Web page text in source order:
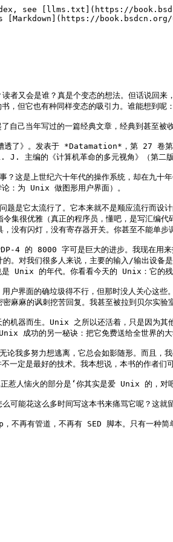
see [llms.txt](https://
book.bsdcn.org/
者又会是谁？真是个变态的想法。但话说回
，但它也有种同样变态的吸引力。谁能想到呢
自己当年写过的一篇经典文章，经典到甚至
透了》。发表于 *Datamation*，第 27
的《计算机革命的多元视角》（第二版
这是上世纪六十年代的操作系统，却在九十
论：为 Unix 做图形用户界面）。
是它太流行了。它本来就不是顺应流行而设
集很优雅（真正的程序员，懂吧，是写汇
没有闪灯，没有寄存器开关。你甚至不能单步
4 的 8000 字可是巨大的进步。我现在用
。对我们很多人来说，主要的输入/输出设备
是 Unix 的年代。你看看今天的 Unix：它的
户界面的确垃圾得不行，但那时没人关心这
麻麻的讽刺挖苦回复。我甚至被拉到贝尔实
机器而生。Unix 之所以还活着，只是因为
成功的另一秘诀：把它免费送给全世界的大
我多努力想逃离，它总会如影随形。而且，
一定是最好的技术。我本想说，本书的作者
惹人恼火的部分是‘你其实是爱 Unix 的，
可能花这么多时间写这本书来痛骂它呢？这
再有管道，不再有 SED 脚本。只有一种简